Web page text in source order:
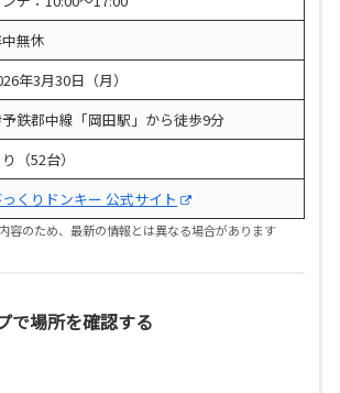
無休
年3月30日（月）
鉄郡中線「岡田駅」から徒歩9分
（52台）
くりドンキー 公式サイト
容のため、最新の情報とは異なる場合があります
場所を確認する